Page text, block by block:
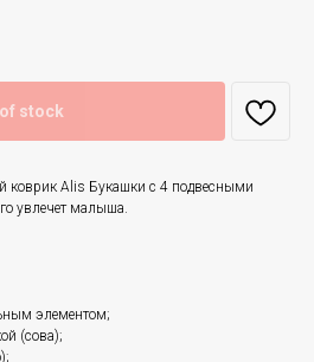
stock
Alis Букашки с 4 подвесными
увлечет малыша.
элементом;
(сова);